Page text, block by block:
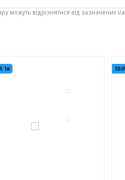
можуть відрізнятися від зазначених
1₴